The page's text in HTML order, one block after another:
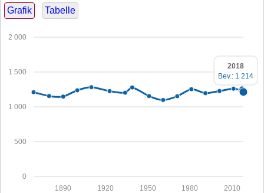
Grafik Tabelle
0
500
1 000
1 500
2 000
2010
1980
1950
1920
1890
2018
Bev.: 1 214